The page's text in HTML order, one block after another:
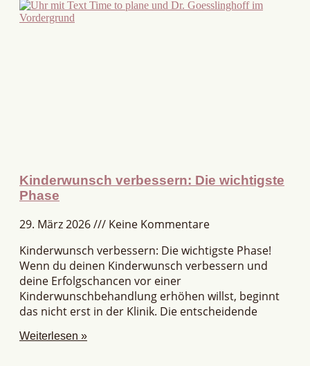
Kinderwunsch verbessern: Die wichtigste
Phase
29. März 2026
Keine Kommentare
Kinderwunsch verbessern: Die wichtigste Phase!
Wenn du deinen Kinderwunsch verbessern und
deine Erfolgschancen vor einer
Kinderwunschbehandlung erhöhen willst, beginnt
das nicht erst in der Klinik. Die entscheidende
Weiterlesen »